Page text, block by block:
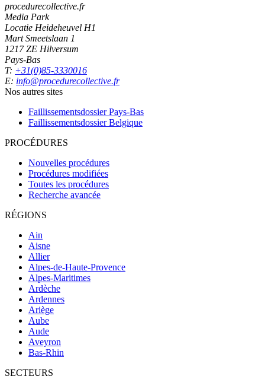
procedurecollective.fr
Media Park
Locatie Heideheuvel H1
Mart Smeetslaan 1
1217 ZE Hilversum
Pays-Bas
T: +31(0)85-3330016
E: info@procedurecollective.fr
Nos autres sites
Faillissementsdossier Pays-Bas
Faillissementsdossier Belgique
PROCÉDURES
Nouvelles procédures
Procédures modifiées
Toutes les procédures
Recherche avancée
RÉGIONS
Ain
Aisne
Allier
Alpes-de-Haute-Provence
Alpes-Maritimes
Ardèche
Ardennes
Ariège
Aube
Aude
Aveyron
Bas-Rhin
SECTEURS